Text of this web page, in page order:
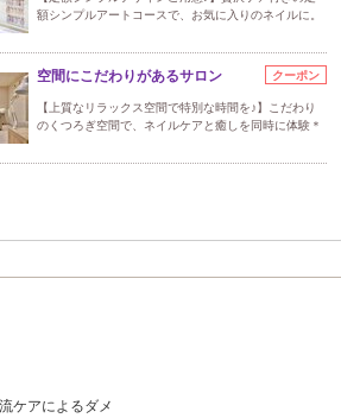
額シンプルアートコースで、お気に入りのネイルに。
空間にこだわりがあるサロン クーポン
【上質なリラックス空間で特別な時間を♪】こだわり
のくつろぎ空間で、ネイルケアと癒しを同時に体験＊
ケアによるダメ